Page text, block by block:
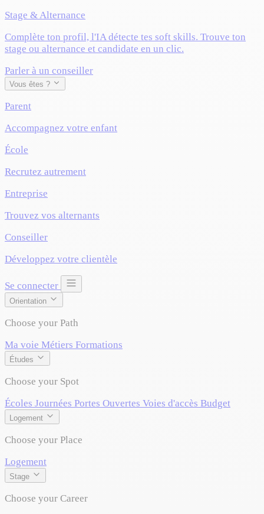
Stage & Alternance
Complète ton profil, l'IA détecte tes soft skills. Trouve ton
stage ou alternance et candidate en un clic.
Parler à un conseiller
Vous êtes ?
Parent
Accompagnez votre enfant
École
Recrutez autrement
Entreprise
Trouvez vos alternants
Conseiller
Développez votre clientèle
Se connecter
Orientation
Choose your Path
Ma voie Métiers Formations
Études
Choose your Spot
Écoles Journées Portes Ouvertes Voies d'accès Budget
Logement
Choose your Place
Logement
Stage
Choose your Career